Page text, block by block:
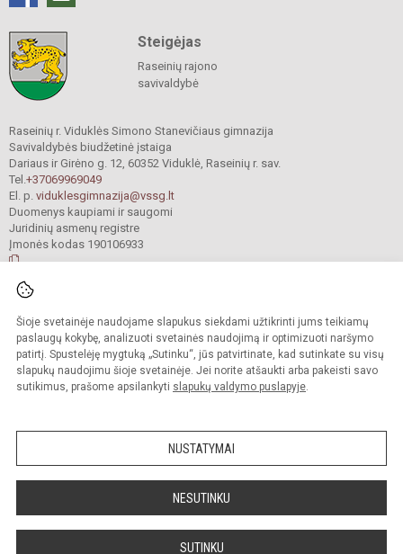
Šioje svetainėje naudojame slapukus siekdami užtikrinti jums teikiamų
paslaugų kokybę, analizuoti svetainės naudojimą ir optimizuoti naršymo
patirtį. Spustelėję mygtuką „Sutinku“, jūs patvirtinate, kad sutinkate su visų
slapukų naudojimu šioje svetainėje. Jei norite atšaukti arba pakeisti savo
sutikimus, prašome apsilankyti slapukų valdymo puslapyje.
NUSTATYMAI
NESUTINKU
SUTINKU
Steigėjas
Raseinių rajono
savivaldybė
Raseinių r. Viduklės Simono Stanevičiaus gimnazija
Savivaldybės biudžetinė įstaiga
Dariaus ir Girėno g. 12, 60352 Viduklė, Raseinių r. sav.
Tel.+37069969049
El. p. viduklesgimnazija@vssg.lt
Duomenys kaupiami ir saugomi
Juridinių asmenų registre
Įmonės kodas 190106933
saugomos.
Kopijuoti turinį be raštiško gimnazijos sutikimo griežtai draudžiama.
Prieinamumo paraiška Slapukų valdymas
Sumanus būdas atnaujinti